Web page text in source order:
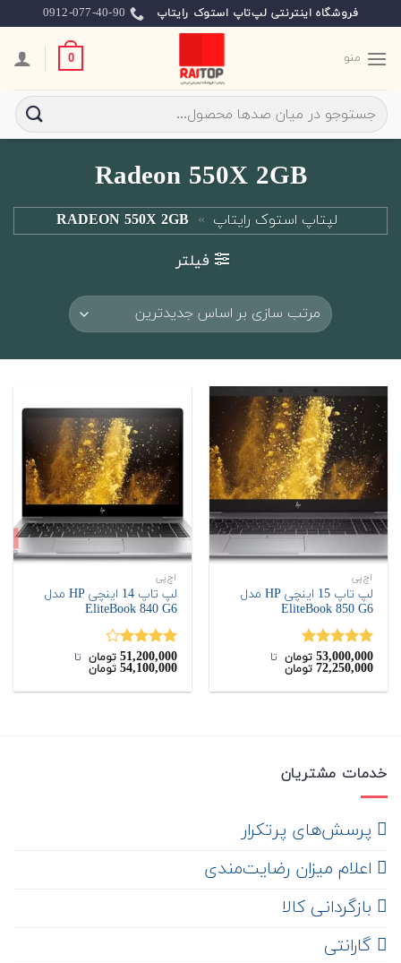
to
content
فروشگاه اینترنتی لپ‌تاپ استوک رایتاپ 0912-077-40-90
منو 0
جستجو
برای:
Radeon 550X 2GB
لپتاپ استوک رایتاپ »
RADEON 550X 2GB
فیلتر
اچ‌پی
لپ تاپ 15 اینچی HP مدل
EliteBook 850 G6
نمره5.00
از 5
53,000,000 تومان ‌ تا ‌
72,250,000 تومان
اچ‌پی
لپ تاپ 14 اینچی HP مدل
EliteBook 840 G6
نمره
4.00از 5
51,200,000 تومان ‌ تا ‌
54,100,000 تومان
خدمات مشتریان
‌ پرسش‌های پرتکرار
اعلام میزان رضایت‌مندی
‌ بازگردانی کالا
گارانتی